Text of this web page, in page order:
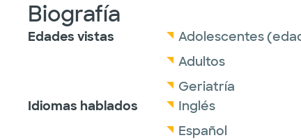
Biografía
Edades vistas
Adolescentes
Adultos
Geriatría
Idiomas hablados
Inglés
Español